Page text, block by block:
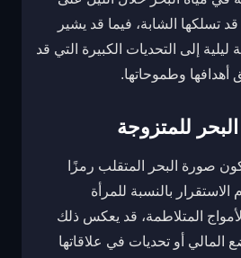
تسلكها الشابة، فيما قد يشير
ليلية إلى التحديات الكبيرة التي قد
أهدافها وطموحاتها.
للمتزوجة
صورة البحر المتقلب رمزًا
الاستقرار بالنسبة للمرأة
المتلاطمة، قد يعكس ذلك
المالي أو تحديات في علاقاتها